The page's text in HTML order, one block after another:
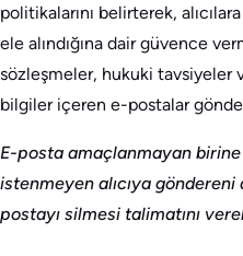
politikalarını belirterek,
ele alındığına dair güvence
sözleşmeler, hukuki tavsiyeler
bilgiler içeren e-postalar
E-posta amaçlanmayan
istenmeyen alıcıya
postayı silmesi talimatını